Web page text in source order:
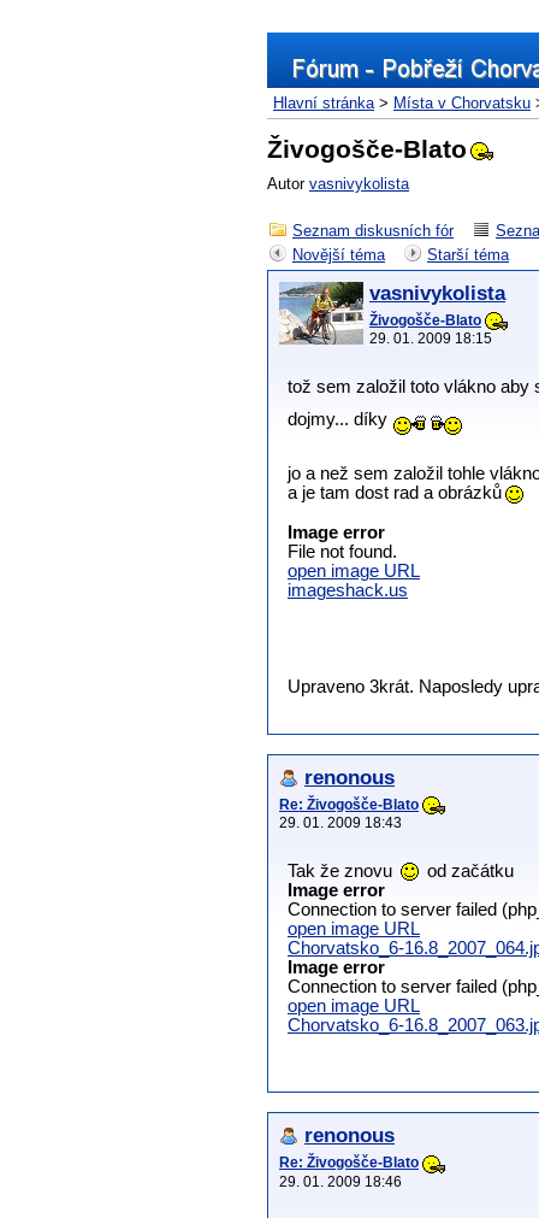
Hlavní stránka> Místa v Chorvatsku
Živogošče-Blato
Autor vasnivykolista
Seznam diskusních fór
Novější téma
Starší téma
vasnivykolista
Živogošče-Blato
29. 01. 2009 18:15
tož sem založil toto vlákno aby
dojmy... díky
jo a než sem založil tohle
a je tam dost rad a obrázků
Image error
File not found.
open image URL
imageshack.us
Upraveno 3krát. Naposledy
renonous
Re: Živogošče-Blato
29. 01. 2009 18:43
Tak že znovu
od začátku
Image error
Connection to server failed
open image URL
Chorvatsko_6-
Image error
Connection to server failed
open image URL
Chorvatsko_6-
renonous
Re: Živogošče-Blato
29. 01. 2009 18:46